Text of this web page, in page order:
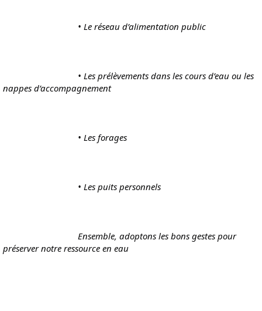
				• Le réseau d’alimentation public
nappes d’accompagnement
				• Les forages
				• Les puits personnels
préserver notre ressource en eau